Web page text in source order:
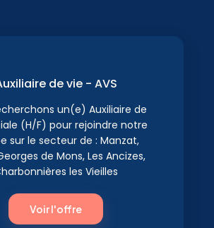
de vie - AVS
un(e) Auxiliaire de
(H/F) pour rejoindre notre
sur le secteur de : Manzat,
de Mons, Les Ancizes,
les Vieilles
Voir l'offre